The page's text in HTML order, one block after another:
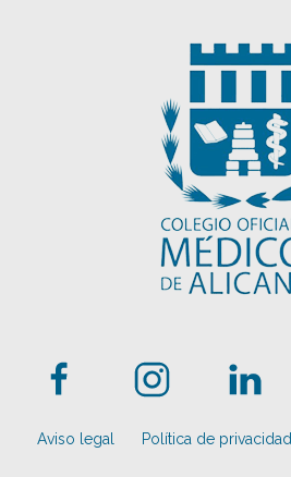
Aviso legal Política de privacidad